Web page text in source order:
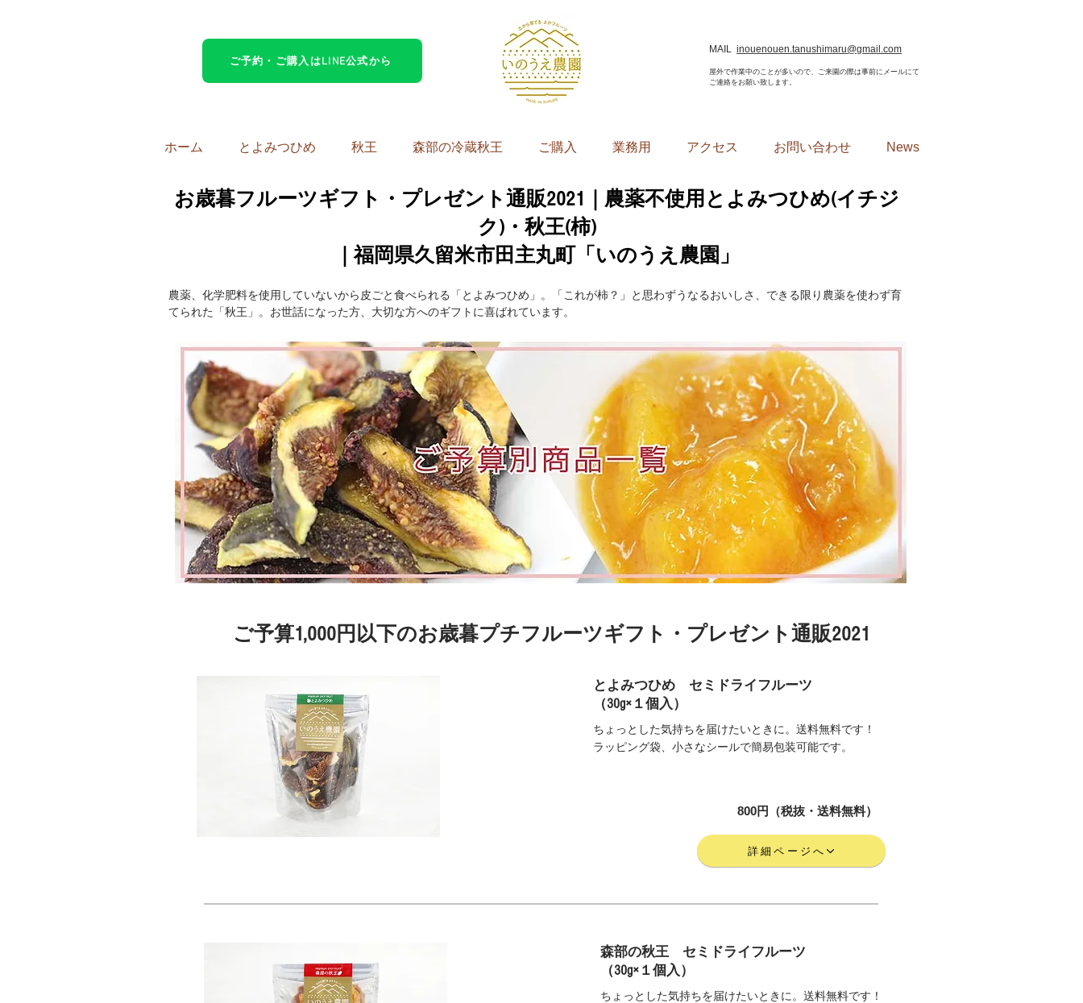
ご予約・ご購入はLINE公式から
MAIL inouenouen.tanushimaru@gmail.com
​屋外で作業中のことが多いので、ご来園の際は事前にメールにて
ご連絡をお願い致します。
ホーム とよみつひめ 秋王 森部の冷蔵秋王 ご購入 業務用 アクセス お問い合わせ News
お歳暮フルーツギフト・プレゼント通販2021｜農薬不使用とよみつひめ(イチジ
ク)・秋王(柿)
｜福岡県久留米市田主丸町「いのうえ農園」
農薬、化学肥料を使用していないから皮ごと食べられる「とよみつひめ」。
「これが柿？」と思わずうなるおいしさ、できる限り農薬を使わず育
てられた「秋王」。お世話になった方、大切な方へのギフトに喜ばれています。
ご予算1,000円以下のお歳暮プチフルーツギフト・プレゼント通販2021
とよみつひめ セミドライフルーツ
（30g×１個入）
ちょっとした気持ちを届けたいときに。送料無料です！
ラッピング袋、小さなシールで簡易包装可能です。
800円（税抜・送料無料）
詳細ページへ
森部の秋王 セミドライフルーツ
（30g×１個入）
ちょっとした気持ちを届けたいときに。送料無料です！